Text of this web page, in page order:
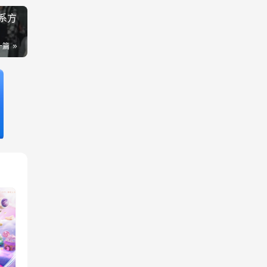
方
篇